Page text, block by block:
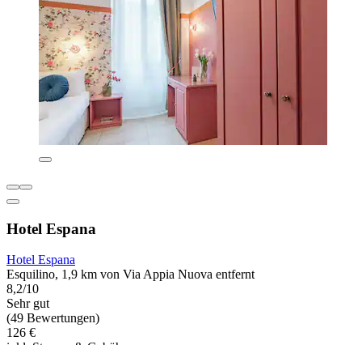
Hotel Espana
Hotel Espana
Esquilino, 1,9 km von Via Appia Nuova entfernt
8,2/10
Sehr gut
(49 Bewertungen)
126 €